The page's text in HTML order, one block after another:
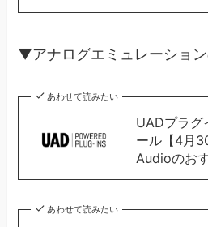
▼アナログエミュレーショ
あわせて読みたい
UADプラグ
ール【4月
Audioのお
あわせて読みたい